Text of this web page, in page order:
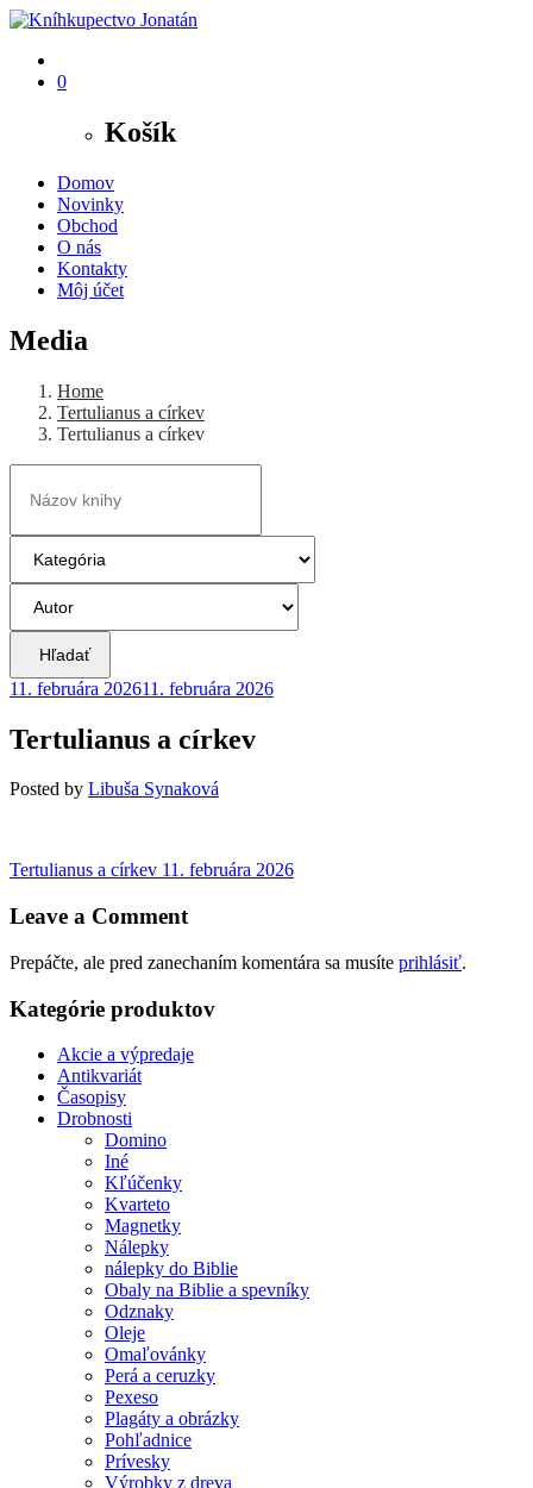
0
Košík
Domov
Novinky
Obchod
O nás
Kontakty
Môj účet
Media
Home
Tertulianus a církev
Tertulianus a církev
Hľadať
11. februára 202611. februára 2026
Tertulianus a církev
Posted by Libuša Synaková
Navigácia
v
Tertulianus a církev Previous
11. februára 2026
Leave a Comment
Prepáčte, ale pred zanechaním komentára sa musíte prihlásiť.
Kategórie produktov
Akcie a výpredaje
Antikvariát
Časopisy
Drobnosti
Domino
Iné
Kľúčenky
Kvarteto
Magnetky
Nálepky
nálepky do Biblie
Obaly na Biblie a spevníky
Odznaky
Oleje
Omaľovánky
Perá a ceruzky
Pexeso
Plagáty a obrázky
Pohľadnice
Prívesky
Výrobky z dreva